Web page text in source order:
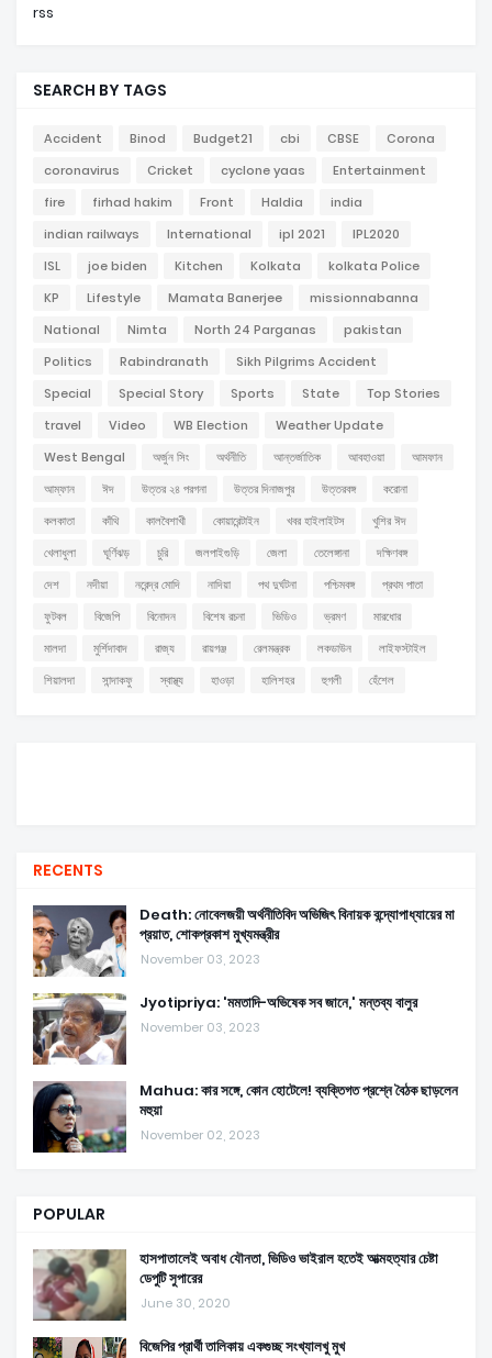
rss
SEARCH BY TAGS
Accident Binod Budget21 cbi CBSE
Corona
coronavirus
Cricket cyclone yaas
Entertainment
fire
firhad hakim Front Haldia
india
indian railways
International ipl 2021
IPL2020
ISL
joe biden Kitchen Kolkata
kolkata Police
KP
Lifestyle Mamata Banerjee
missionnabanna
National
Nimta North 24 Parganas
pakistan
Politics
Rabindranath
Sikh Pilgrims Accident
Special
Special Story Sports State
Top Stories
travel
Video WB Election
Weather Update
West Bengal
অর্জুন সিং অর্থনীতি আন্তর্জাতিক আবহাওয়া
আমফান
আম্ফান
ঈদ উত্তর ২৪ পরগনা উত্তর দিনাজপুর উত্তরবঙ্গ
করোনা
কলকাতা
কাঁথি কালবৈশাখী কোয়ারেন্টাইন খবর হাইলাইটস
খুশির ঈদ
খেলাধুলা
ঘূর্ণিঝড় চুরি জলপাইগুড়ি জেলা তেলেঙ্গানা
দক্ষিণবঙ্গ
দেশ
নদীয়া নরেন্দ্র মোদি নাদিয়া পথ দুর্ঘটনা পশ্চিমবঙ্গ
প্রথম পাতা
ফুটবল
বিজেপি বিনোদন বিশেষ রচনা ভিডিও ভ্রমণ
মারধোর
মালদা
মুর্শিদাবাদ রাজ্য রায়গঞ্জ রেলমন্ত্রক লকডাউন
লাইফস্টাইল
শিয়ালদা
সান্দাকফু স্বাস্থ্য হাওড়া হালিশহর হুগলী হেঁশেল
RECENTS
Death: নোবেলজয়ী অর্থনীতিবিদ অভিজিৎ বিনায়ক বন্দ্যোপাধ্যায়ের মা
প্রয়াত, শোকপ্রকাশ মুখ্যমন্ত্রীর
November 03, 2023
Jyotipriya: 'মমতাদি-অভিষেক সব জানে,' মন্তব্য বালুর
November 03, 2023
Mahua: কার সঙ্গে, কোন হোটেলে! ব্যক্তিগত প্রশ্নে বৈঠক ছাড়লেন
মহুয়া
November 02, 2023
POPULAR
হাসপাতালেই অবাধ যৌনতা, ভিডিও ভাইরাল হতেই আত্মহত্যার চেষ্টা
ডেপুটি সুপারের
June 30, 2020
বিজেপির প্রার্থী তালিকায় একগুচ্ছ সংখ্যালখু মুখ